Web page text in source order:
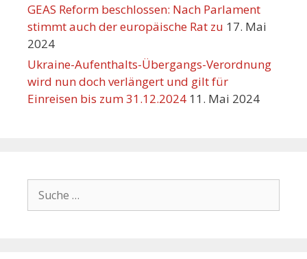
GEAS Reform beschlossen: Nach Parlament
stimmt auch der europäische Rat zu 17. Mai
2024
Ukraine-Aufenthalts-Übergangs-Verordnung
wird nun doch verlängert und gilt für
Einreisen bis zum 31.12.2024 11. Mai 2024